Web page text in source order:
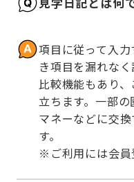
項目に従って入
き項目を漏れな
比較機能もあり
立ちます。一部
マネーなどに交
す。
※ご利用には会員